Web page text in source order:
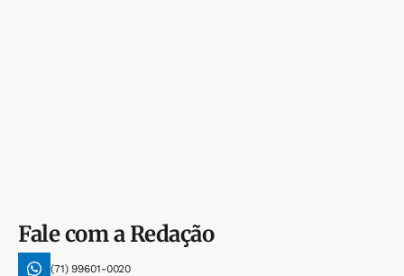
Fale com a Redação
(71) 99601-0020